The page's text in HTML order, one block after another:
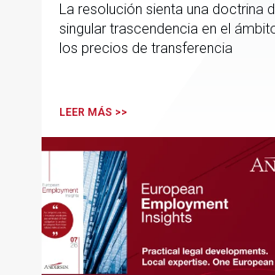
normativa de precios de
transferencia y fija
sobre su inaplicabilidad a
La resolución sienta una doctrina
singular trascendencia en el
los precios de transferencia
LEER MÁS >>